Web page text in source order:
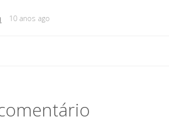
10 anos ago